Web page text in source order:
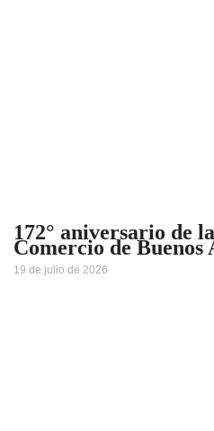
172° aniversario de
Comercio de Buenos
19 de julio de 2026